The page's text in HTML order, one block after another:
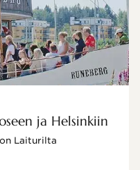
ja Helsinkiin
Laiturilta